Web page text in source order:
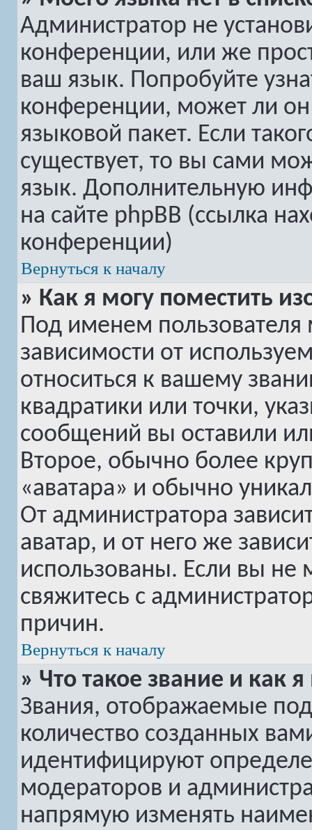
Администратор не
конференции, или же
ваш язык. Попробуйте
конференции, может ли
языковой пакет. Если
существует, то вы сами
язык. Дополнительную
на сайте phpBB (ссылка
конференции)
Вернуться к началу
» Как я могу поместить
Под именем пользователя
зависимости от
относиться к вашему
квадратики или точки,
сообщений вы оставили
Второе, обычно более
«аватара» и обычно
От администратора
аватар, и от него же
использованы. Если вы не
свяжитесь с
причин.
Вернуться к началу
» Что такое звание и как
Звания, отображаемые
количество созданных
идентифицируют
модераторов и
напрямую изменять